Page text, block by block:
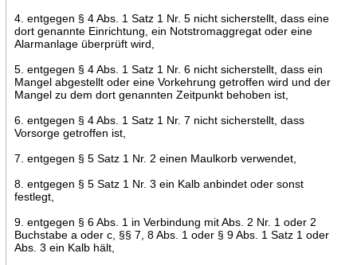
4. entgegen § 4 Abs. 1 Satz 1 Nr. 5 nicht sicherstellt, dass eine
dort genannte Einrichtung, ein Notstromaggregat oder eine
Alarmanlage überprüft wird,
5. entgegen § 4 Abs. 1 Satz 1 Nr. 6 nicht sicherstellt, dass ein
Mangel abgestellt oder eine Vorkehrung getroffen wird und der
Mangel zu dem dort genannten Zeitpunkt behoben ist,
6. entgegen § 4 Abs. 1 Satz 1 Nr. 7 nicht sicherstellt, dass
Vorsorge getroffen ist,
7. entgegen § 5 Satz 1 Nr. 2 einen Maulkorb verwendet,
8. entgegen § 5 Satz 1 Nr. 3 ein Kalb anbindet oder sonst
festlegt,
9. entgegen § 6 Abs. 1 in Verbindung mit Abs. 2 Nr. 1 oder 2
Buchstabe a oder c, §§ 7, 8 Abs. 1 oder § 9 Abs. 1 Satz 1 oder
Abs. 3 ein Kalb hält,